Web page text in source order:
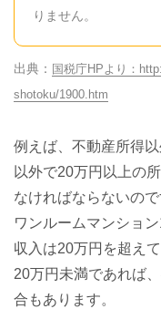
りません。
国税庁HPより：
shotoku/1900.htm
例えば、不動産所得
以外で20万円以上の
なければならないので
ワンルームマンショ
収入は20万円を超え
20万円未満であれば
合もあります。